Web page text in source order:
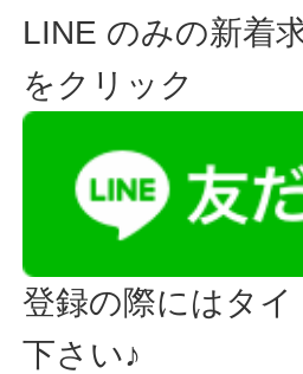
LINE のみの新着
をクリック
登録の際にはタ
下さい♪